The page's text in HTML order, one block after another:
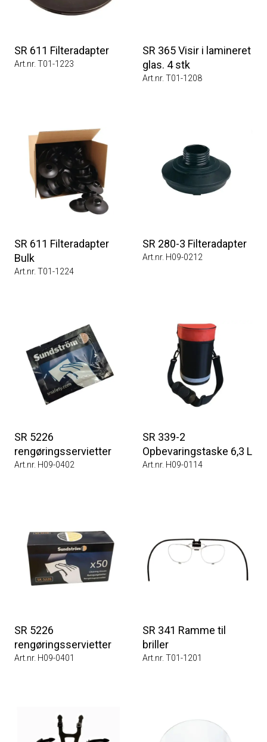
SR 611 Filteradapter
Art.nr. T01-1223
SR 365 Visir i lamineret
glas. 4 stk
Art.nr. T01-1208
SR 611 Filteradapter
Bulk
Art.nr. T01-1224
SR 280-3 Filteradapter
Art.nr. H09-0212
SR 5226
rengøringsservietter
Art.nr. H09-0402
SR 339-2
Opbevaringstaske 6,3 L
Art.nr. H09-0114
SR 5226
rengøringsservietter
Art.nr. H09-0401
SR 341 Ramme til
briller
Art.nr. T01-1201